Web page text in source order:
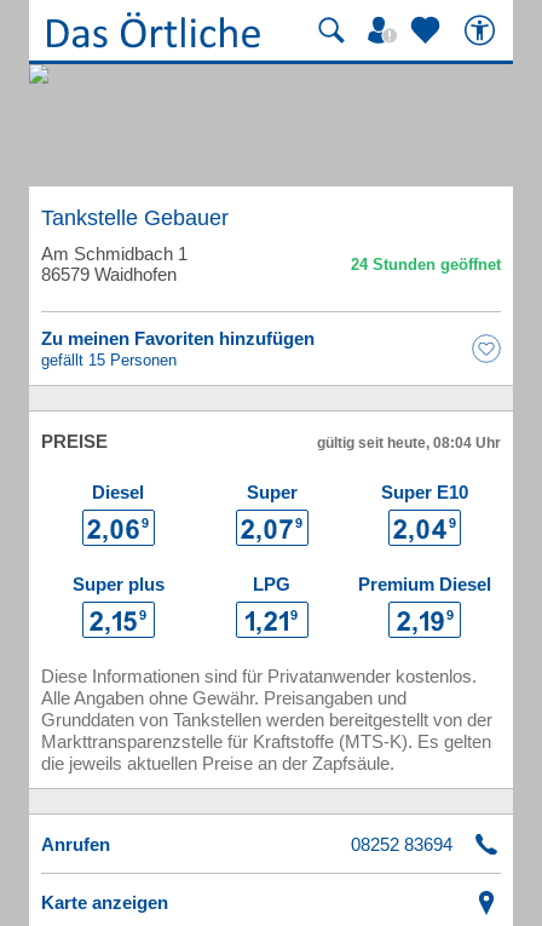
Tankstelle Gebauer
Am Schmidbach 1
86579 Waidhofen
Zu meinen Favoriten hinzufügen
gefällt 15 Personen
PREISE gültig seit heute, 08:04 Uhr
Diesel Super Super E10
Super plus LPG Premium Diesel
Diese Informationen sind für Privatanwender kostenlos.
Alle Angaben ohne Gewähr. Preisangaben und
Grunddaten von Tankstellen werden bereitgestellt von der
Markttransparenzstelle für Kraftstoffe (MTS-K). Es gelten
die jeweils aktuellen Preise an der Zapfsäule.
Anrufen
Karte anzeigen